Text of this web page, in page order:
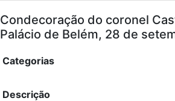
Condecoração do coronel
Palácio de Belém, 28 de
Categorias
Descrição